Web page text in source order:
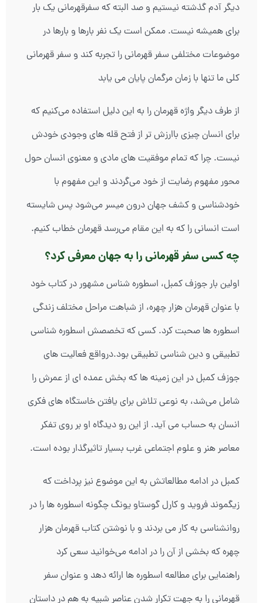
دیگر آدم گذشته نیستیم و صد البته که سفرقهرمانی یک بار
برای همیشه نیست. ممکن است یک نفر بارها و بارها در
موضوعات مختلفی سفر قهرمانی را تجربه کند و سفر قهرمانی
کلی ما تنها با زمان مرگمان پایان می یابد
از طرف دیگر واژه قهرمان را به این دلیل استفاده می‌کنیم که
برای انسان چیزی باارزش تر از فتح قله های وجودی خودش
نیست. چرا که تمام موفقیت های مادی و معنوی انسان حول
محور مفهوم رضایت از خود می‌گردند و این مفهوم با
خودشناسی و کشف جهان درون میسر می‌شود پس شایسته
است انسانی را که به این مقام می‌رسد قهرمان خطاب کنیم.
چه کسی سفر قهرمانی را به جهان معرفی کرد؟
اولین بار جوزف کمبل، اسطوره شناس مشهور در کتاب خود
با عنوان قهرمان هزار چهره، از شباهت مراحل مختلف زندگی
اسطوره ها صحبت کرد. کسی که تخصصش اسطوره شناسی
تطبیقی و دین شناسی تطبیقی بود.درواقع فعالیت های
جوزف کمبل در این زمینه ها که بخش عمده ای از عمرش را
شامل می‌شد، به نوعی تلاش برای یافتن خاستگاه های فکری
انسان به حساب می آید. از این رو دیدگاه او بر روی تفکر
معاصر هنر و علوم اجتماعی غرب بسیار تاثیرگذار بوده است.
کمبل در ادامه مطالعاتش به این موضوع نیز پرداخت که
زیگموند فروید و کارل گوستاو یونگ چگونه اسطوره ها را در
روانشناسی به کار می بردند و با نوشتن کتاب قهرمان هزار
چهره که بخشی از آن را در ادامه می‌خوانید سعی کرد
راهنمایی برای مطالعه اسطوره ها ارائه دهد و عنوان سفر
قهرمانی را به جهت تکرار شدن عناصر شبیه به هم در داستان